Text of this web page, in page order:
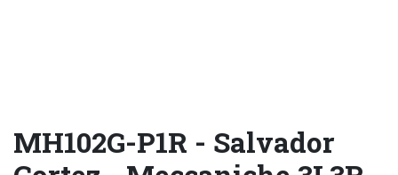
MH102G-P1R - Salvador